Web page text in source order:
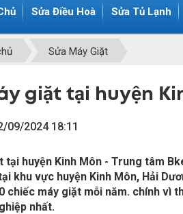
Sửa Điều Hoà Sửa Tủ Lạnh
Sửa Máy Giặt
giặt tại huyện
09/2024 18:11
tại huyện Kinh Môn - Trung tâm
khu vực huyện Kinh Môn, Hải
chiếc máy giặt mỗi năm. chính vì
nhất.